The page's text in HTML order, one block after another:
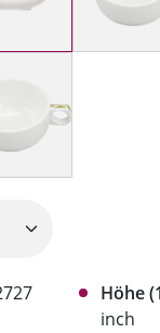
Höhe
inch